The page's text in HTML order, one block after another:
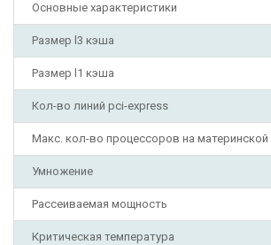
Основные характеристики
Размер l3 кэша
Размер l1 кэша
Кол-во линий pci-express
Макс. кол-во процессоров на материнской
Умножение
Рассеиваемая мощность
Критическая температура